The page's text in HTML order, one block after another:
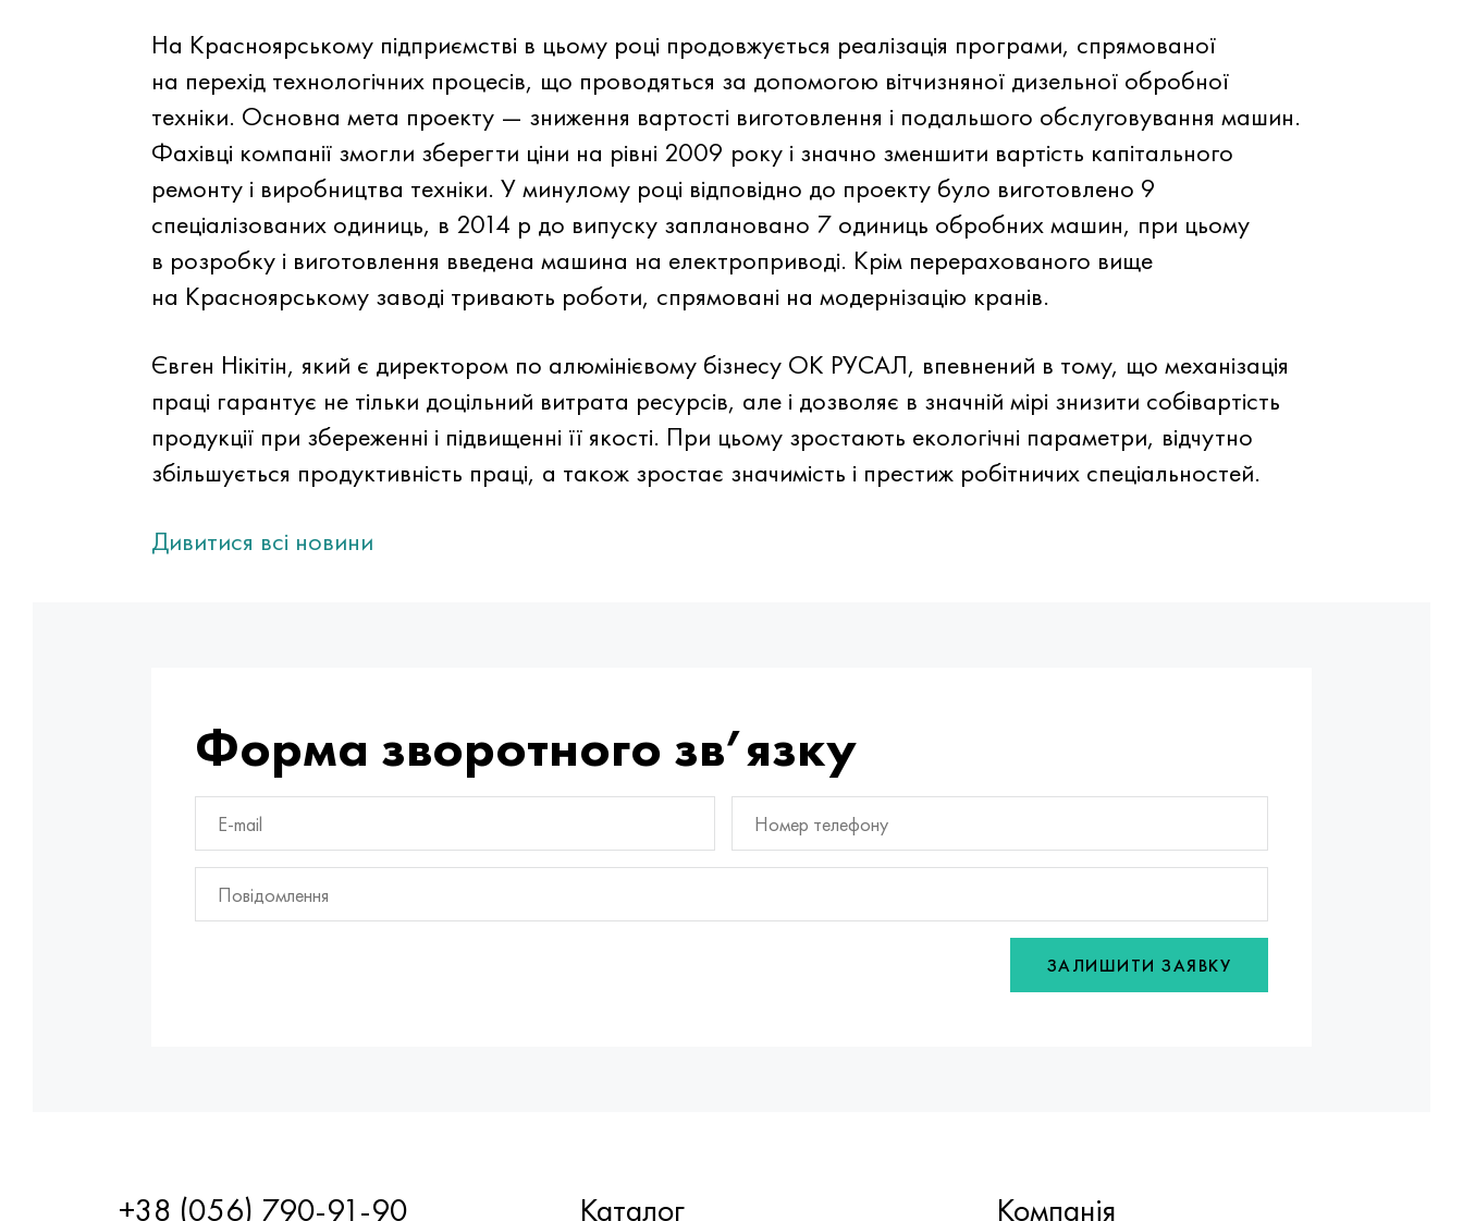
На Красноярському підприємстві в цьому році продовжується реалізація програми, спрямованої
на перехід технологічних процесів, що проводяться за допомогою вітчизняної дизельної обробної
техніки. Основна мета проекту — зниження вартості виготовлення і подальшого обслуговування машин.
Фахівці компанії змогли зберегти ціни на рівні 2009 року і значно зменшити вартість капітального
ремонту і виробництва техніки. У минулому році відповідно до проекту було виготовлено 9
спеціалізованих одиниць, в 2014 р до випуску заплановано 7 одиниць обробних машин, при цьому
в розробку і виготовлення введена машина на електроприводі. Крім перерахованого вище
на Красноярському заводі тривають роботи, спрямовані на модернізацію кранів.
Євген Нікітін, який є директором по алюмінієвому бізнесу ОК РУСАЛ, впевнений в тому, що механізація
праці гарантує не тільки доцільний витрата ресурсів, але і дозволяє в значній мірі знизити собівартість
продукції при збереженні і підвищенні її якості. При цьому зростають екологічні параметри, відчутно
збільшується продуктивність праці, а також зростає значимість і престиж робітничих спеціальностей.
Дивитися всі новини
Форма зворотного зв’язку
ЗАЛИШИТИ ЗАЯВКУ
+38 (056) 790-91-90 Каталог Компанія